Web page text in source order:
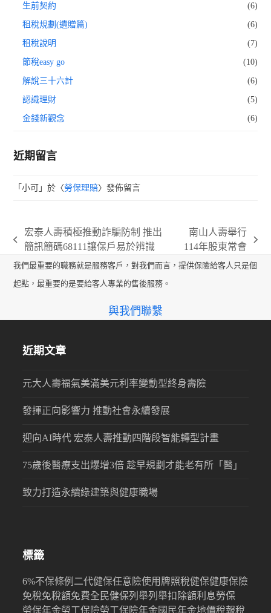
生前契約 (6)
租稅規劃(遺贈篇) (6)
租稅說明 (7)
節稅easy go (10)
解說三十六計 (6)
認識理財 (5)
金錢新觀念 (6)
近期留言
「小可 」於〈勞保理賠〉發佈留言
previous
post:
宏泰人壽積極推動詐騙防制 推出
簡訊簡碼68111讓保戶易於辨識
next
post:
南山人壽舉行
114年股東常會
我們最重要的職務就是服務客戶，對我們而言，提供保險給客人只是個
起點，最重要的是要給客人專業的售後服務。
與我們聯繫
近期文章
元大人壽福氣美滿美元利率變動型終身壽險
發揮正向影響力 推動社會永續發展
迎向AI時代 宏泰人壽推動四階段智能轉型計畫
75歲後醫療支出爆增3倍 趁早規劃才能老有所「醫」
致力打造永續綠建築與健康職場
標籤
6%不保條例 二代健保任意險使用牌照稅健保健康保險
免稅免稅額免費全民健保列舉列舉扣除額利息勞保
勞保年金勞工保險勞工保險年金國民年金地價稅報稅